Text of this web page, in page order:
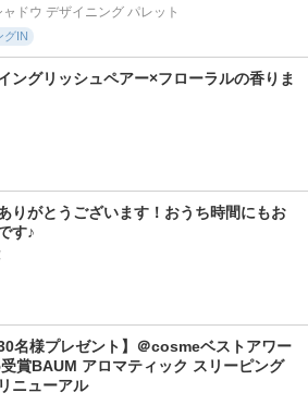
ドウ デザイニング パレット
グIN
ングリッシュペアー×フローラルの香りま
りがとうございます！おうち時間にもお
す♪
30名様プレゼント】＠cosmeベストアワー
受賞BAUM アロマティック スリーピング
ニューアル